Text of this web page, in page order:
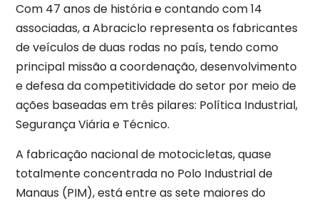
Com 47 anos de história e contando com 14
associadas, a Abraciclo representa os fabricantes
de veículos de duas rodas no país, tendo como
principal missão a coordenação, desenvolvimento
e defesa da competitividade do setor por meio de
ações baseadas em três pilares: Política Industrial,
Segurança Viária e Técnico.
A fabricação nacional de motocicletas, quase
totalmente concentrada no Polo Industrial de
Manaus (PIM), está entre as sete maiores do